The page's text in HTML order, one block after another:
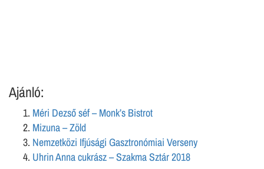
Ajánló:
Méri Dezső séf – Monk’s Bistrot
Mizuna – Zöld
Nemzetközi Ifjúsági Gasztronómiai Verseny
Uhrin Anna cukrász – Szakma Sztár 2018